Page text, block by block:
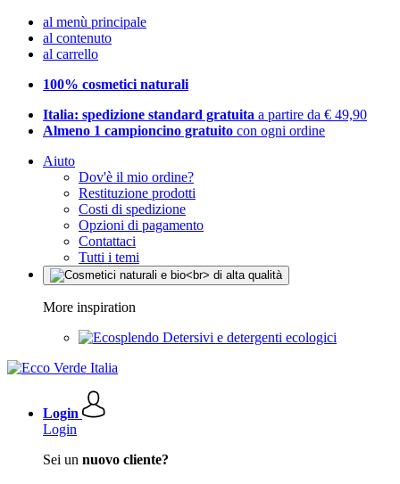
al menù principale
al contenuto
al carrello
100% cosmetici naturali
Italia: spedizione standard gratuita a partire da € 49,90
Almeno 1 campioncino gratuito con ogni ordine
Aiuto
Dov'è il mio ordine?
Restituzione prodotti
Costi di spedizione
Opzioni di pagamento
Contattaci
Tutti i temi
More inspiration
Detersivi e detergenti ecologici
Login
Login
Sei un nuovo cliente?